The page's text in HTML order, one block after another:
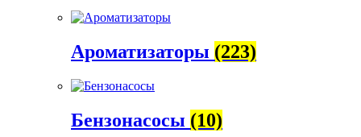
Ароматизаторы (223)
Бензонасосы (10)